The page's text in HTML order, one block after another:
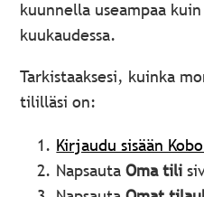
kuunnella useampaa
kuukaudessa.
Tarkistaaksesi, kuinka
tililläsi on:
Kirjaudu sisään
NapsautaOma tili